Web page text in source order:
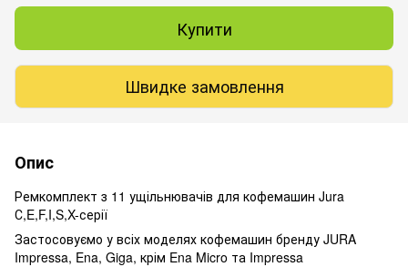
Купити
Швидке замовлення
Опис
Ремкомплект з 11 ущільнювачів для кофемашин Jura
С,E,F,I,S,X-серії
Застосовуємо у всіх моделях кофемашин бренду JURA
Impressa, Ena, Giga, крім Ena Micro та Impressa